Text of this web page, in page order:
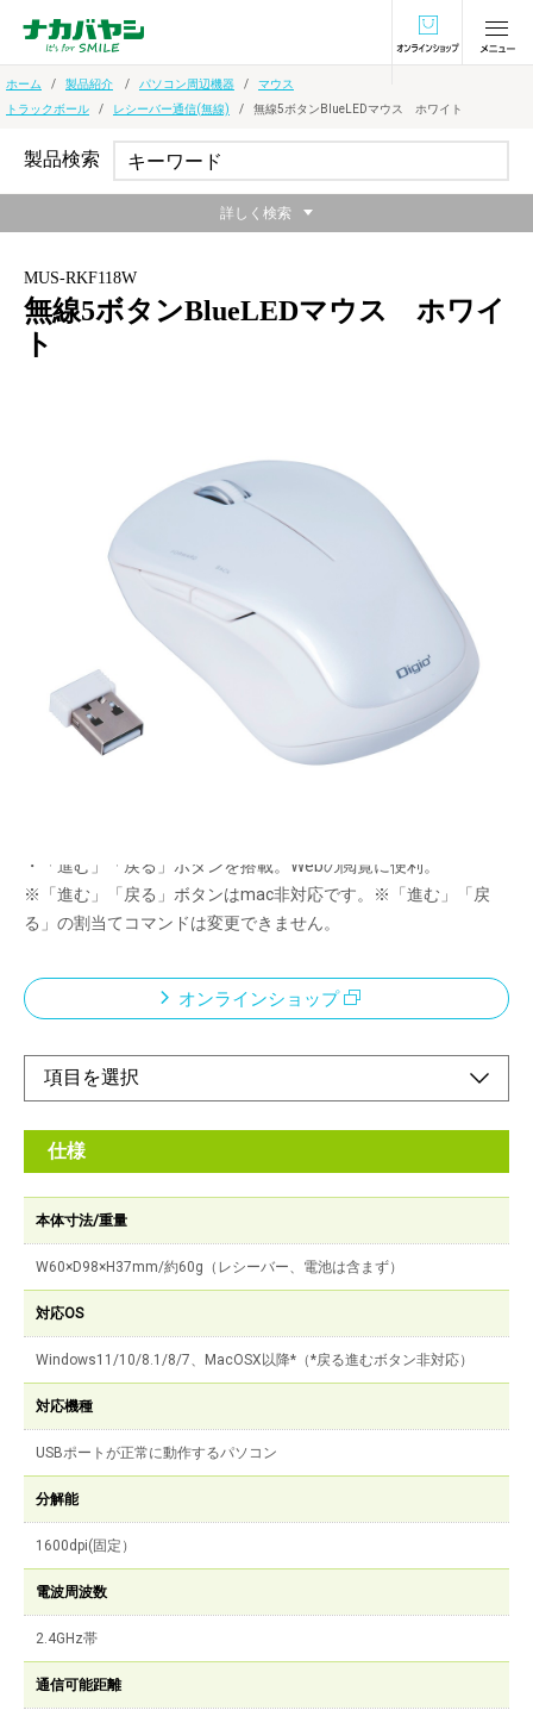
オンラインショ
ホーム 製品紹介 パソコン周辺機器
マウス
トラックボール
レシーバー通信(無線) 無線5ボタンBlueLEDマウス ホワイト
MUS-RKF118W
無線5ボタンBlueLEDマウス ホワイ
ト
Webの閲覧を快適に、5ボタン無線マウス。
手になじむ、凹凸の少ないシンプル形状
メーカー希望小売価格：
¥5,150+ 税
限定品
・「進む」「戻る」ボタンを搭載。Webの閲覧に便利。
※「進む」「戻る」ボタンはmac非対応です。※「進む」「戻
る」の割当てコマンドは変更できません。
オンラインショップ
仕様
本体寸法/重量
W60×D98×H37mm/約60g（レシーバー、電池は含まず）
対応OS
Windows11/10/8.1/8/7、MacOSX以降*（*戻る進むボタン非対応）
対応機種
USBポートが正常に動作するパソコン
分解能
1600dpi(固定）
電波周波数
2.4GHz帯
通信可能距離
製品検索
詳しく検索